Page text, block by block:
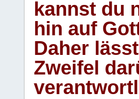
kannst du
hin auf
Daher
Zweifel